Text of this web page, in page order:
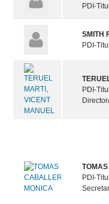
PDI-
SMITH
PDI-
PDI-
PDI-